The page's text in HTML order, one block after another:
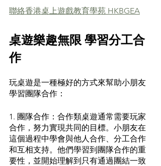
聯絡香港桌上遊戲教育學苑 HKBGEA
桌遊樂趣無限 學習分工合
作
玩桌遊是一種極好的方式來幫助小朋友
學習團隊合作：
1. 團隊合作：合作類桌遊通常需要玩家
合作，努力實現共同的目標。小朋友在
這個過程中學會與他人合作、分工合作
和互相支持。他們學習到團隊合作的重
要性，並開始理解到只有通過團結一致